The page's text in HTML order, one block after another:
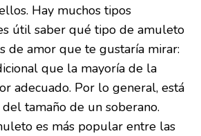
Hay muchos tipos
útil saber qué tipo de amuleto
de amor que te gustaría mirar:
que la mayoría de la
adecuado. Por lo general, está
tamaño de un soberano.
es más popular entre las